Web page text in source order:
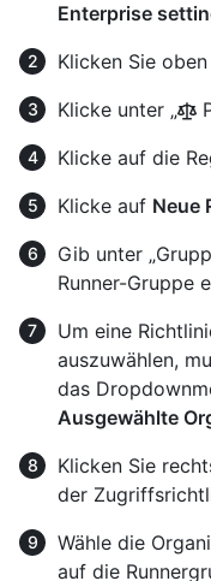
Enterprise
Klicken Sie
Klicke unter „
Klicke auf die
Klicke auf Neue
Gib unter
Runner-Gruppe
Um eine
auszuwählen,
das
Ausgewählte
Klicken Sie
der
Wähle die
auf die